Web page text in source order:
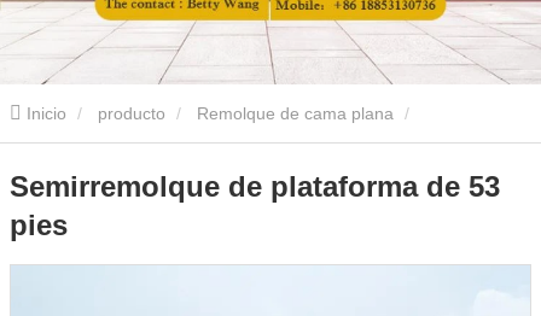
Inicio producto Remolque de cama plana
Semirremolque de plataforma de 53
pies